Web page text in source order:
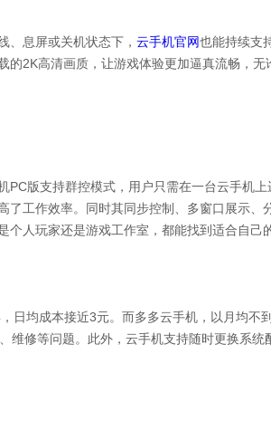
、息屏或关机状态下， 云手机官网也能持续支
的2K高清画质，让游戏体验更加逼真流畅，无
PC版支持群控模式，用户只需在一台云手机上
了工作效率。同时其同步控制、多窗口展示、
个人玩家还是游戏工作室，都能找到适合自己
日均成本接近3元。而多多云手机，以月均不到
维修等问题。此外，云手机支持随时更换系统